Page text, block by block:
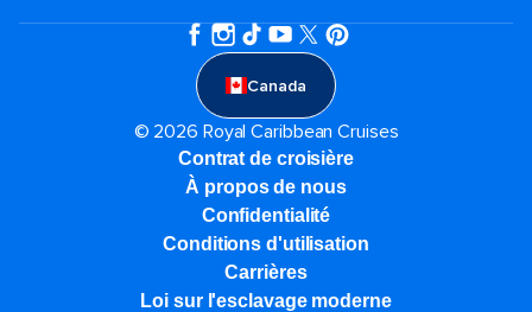
Canada
© 2026 Royal Caribbean Cruises
Contrat de croisière
À propos de nous
Confidentialité
Conditions d'utilisation
Carrières
Loi sur l'esclavage moderne